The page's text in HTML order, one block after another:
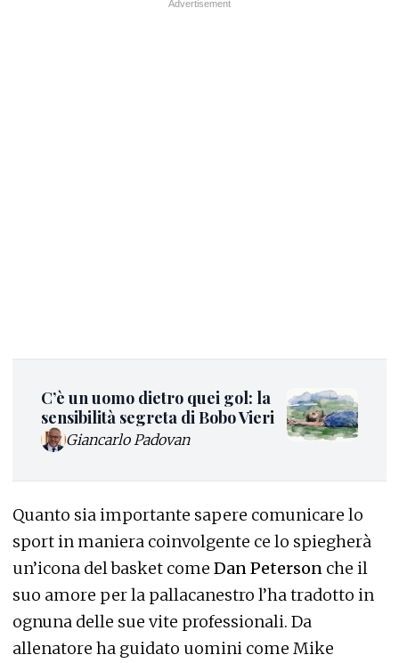
C’è un uomo dietro quei gol: la
sensibilità segreta di Bobo Vieri
Giancarlo Padovan
Quanto sia importante sapere comunicare lo
sport in maniera coinvolgente ce lo spiegherà
un’icona del basket come Dan Peterson che il
suo amore per la pallacanestro l’ha tradotto in
ognuna delle sue vite professionali. Da
allenatore ha guidato uomini come Mike